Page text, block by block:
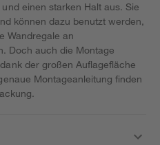
einen starken Halt aus. Sie
können dazu benutzt werden,
Wandregale an
Doch auch die Montage
der großen Auflagefläche
Montageanleitung finden